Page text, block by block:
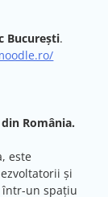
București.
România.
este
și
într-un spațiu